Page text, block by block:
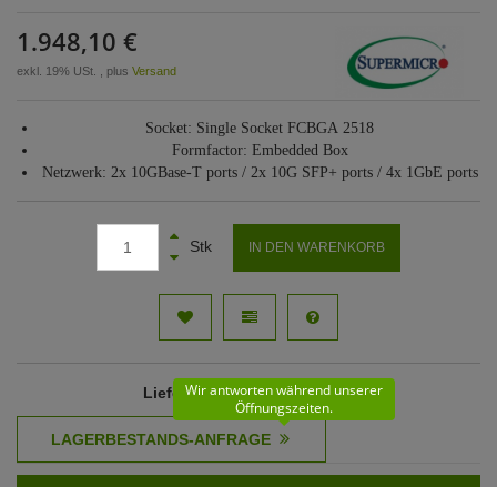
1.948,10 €
exkl. 19% USt. , plus Versand
Socket: Single Socket FCBGA 2518
Formfactor: Embedded Box
Netzwerk: 2x 10GBase-T ports / 2x 10G SFP+ ports / 4x 1GbE ports
Stk IN DEN WARENKORB
Lieferzeit: 61 - 62 Werktage
Wir antworten während unserer
Öffnungszeiten.